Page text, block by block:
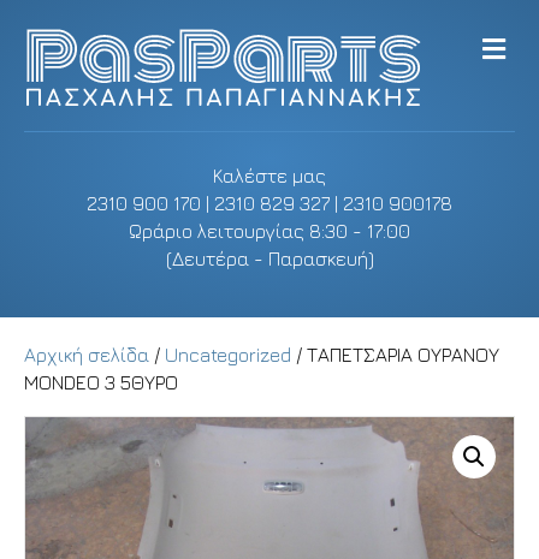
Καλέστε μας
2310 900 170 | 2310 829 327 | 2310 900178
Ωράριο λειτουργίας 8:30 - 17:00
(Δευτέρα - Παρασκευή)
M
e
Αρχική σελίδα / Uncategorized / ΤΑΠΕΤΣΑΡΙΑ ΟΥΡΑΝΟΥ
MONDEO 3 5ΘΥΡΟ